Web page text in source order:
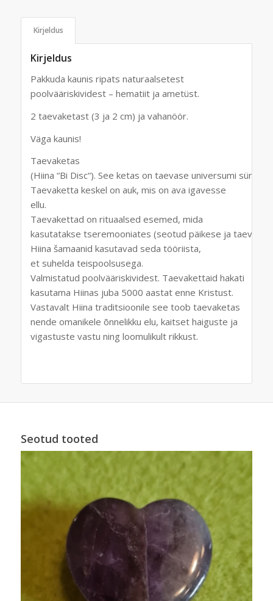
Kirjeldus
Kirjeldus
Pakkuda kaunis ripats naturaalsetest
poolvääriskividest – hematiit ja ametüst.
2 taevaketast (3 ja 2 cm) ja vahanöör.
Väga kaunis!
Taevaketas
(Hiina “Bi Disc“). See ketas on taevase universumi sümbol
Taevaketta keskel on auk, mis on ava igavesse
ellu.
Taevakettad on rituaalsed esemed, mida
kasutatakse tseremooniates (seotud päikese ja taevaga
Hiina šamaanid kasutavad seda tööriista,
et suhelda teispoolsusega.
Valmistatud poolvääriskividest. Taevakettaid hakati
kasutama Hiinas juba 5000 aastat enne Kristust.
Vastavalt Hiina traditsioonile see toob taevaketas
nende omanikele õnnelikku elu, kaitset haiguste ja
vigastuste vastu ning loomulikult rikkust.
Seotud tooted